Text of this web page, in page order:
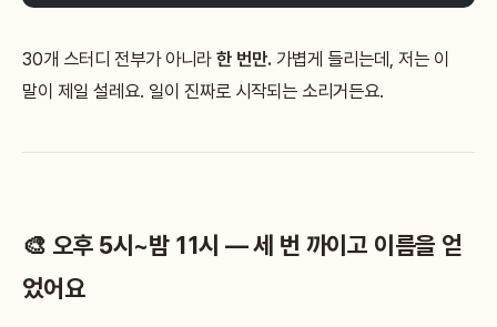
30개 스터디 전부가 아니라 한 번만. 가볍게 들리는데, 저는 이
말이 제일 설레요. 일이 진짜로 시작되는 소리거든요.
🎨 오후 5시~밤 11시 — 세 번 까이고 이름을 얻
었어요